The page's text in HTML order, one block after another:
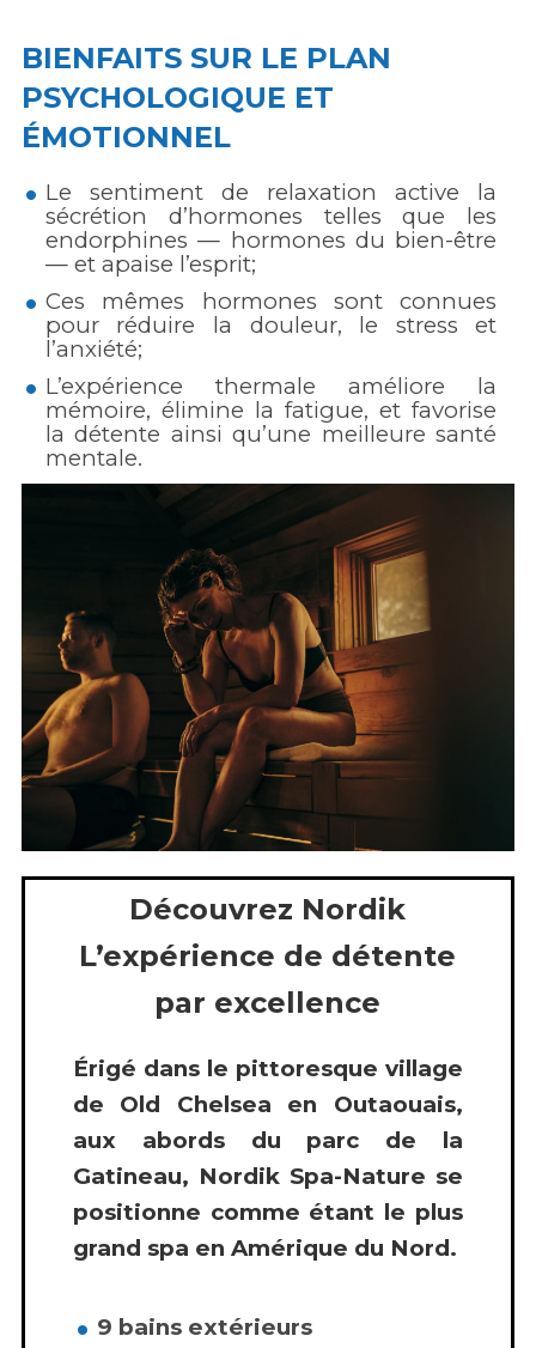
BIENFAITS SUR LE PLAN
PSYCHOLOGIQUE ET
ÉMOTIONNEL
Le sentiment de relaxation active la
sécrétion d’hormones telles que les
endorphines — hormones du bien-être
— et apaise l’esprit;
Ces mêmes hormones sont connues
pour réduire la douleur, le stress et
l’anxiété;
L’expérience thermale améliore la
mémoire, élimine la fatigue, et favorise
la détente ainsi qu’une meilleure santé
mentale.
Découvrez Nordik
L’expérience de détente
par excellence
Érigé dans le pittoresque village
de Old Chelsea en Outaouais,
aux abords du parc de la
Gatineau, Nordik Spa-Nature se
positionne comme étant le plus
grand spa en Amérique du Nord.
9 bains extérieurs